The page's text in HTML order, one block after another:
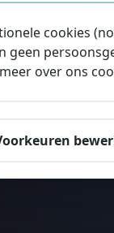
cookies
geen
over ons